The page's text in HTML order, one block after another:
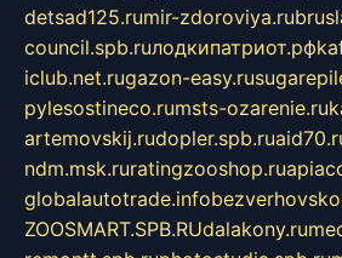
detsad125.rumir-zdoroviya.ru
council.spb.ruлодкипатриот.рф
iclub.net.rugazon-easy.ru
pylesostineco.rumsts-ozarenie.ru
artemovskij.rudopler.spb.ru
ndm.msk.ruratingzooshop.ru
globalautotrade.info
ZOOSMART.SPB.RUdalakony.ru